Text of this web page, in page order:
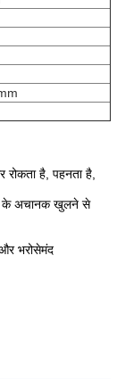
रोकता है, पहनता है,
के अचानक खुलने से
भरोसेमंद